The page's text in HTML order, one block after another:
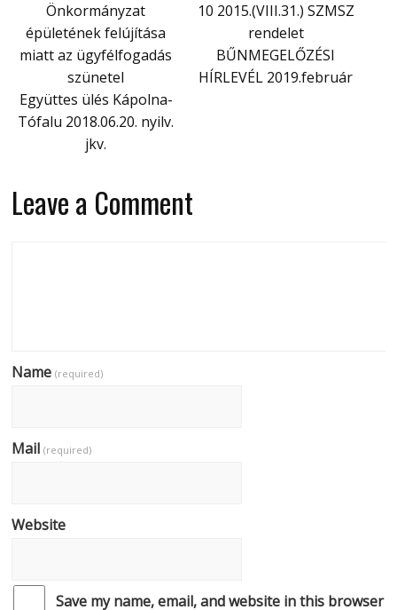
Önkormányzat
épületének felújítása
miatt az ügyfélfogadás
szünetel
10 2015.(VIII.31.) SZMSZ
rendelet
BŰNMEGELŐZÉSI
HÍRLEVÉL 2019.február
Együttes ülés Kápolna-
Tófalu 2018.06.20. nyilv.
jkv.
Leave a Comment
Name(required)
Mail(required)
Website
Save my name, email, and website in this browser